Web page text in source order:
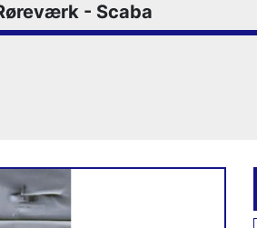
- Scaba